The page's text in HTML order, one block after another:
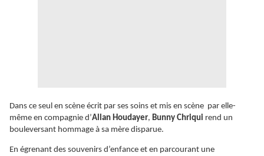
Dans ce seul en scène écrit par ses soins et mis en scène par elle-
même en compagnie d’Allan Houdayer, Bunny Chriqui rend un
bouleversant hommage à sa mère disparue.
En égrenant des souvenirs d’enfance et en parcourant une